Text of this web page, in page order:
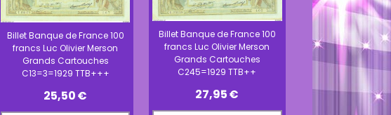
Billet Banque de France 100
francs Luc Olivier Merson
Grands Cartouches
C13=3=1929 TTB+++
25,50€
Billet Banque de France 100
francs Luc Olivier Merson
Grands Cartouches
C245=1929 TTB++
27,95€